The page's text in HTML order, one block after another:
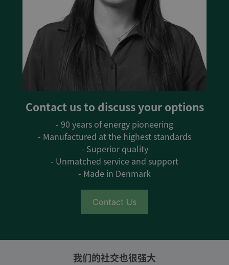
Contact us to discuss your options
- 90 years of energy pioneering
- Manufactured at the highest standards
- Superior quality
- Unmatched service and support
- Made in Denmark
Contact Us
我们的社交也很强大